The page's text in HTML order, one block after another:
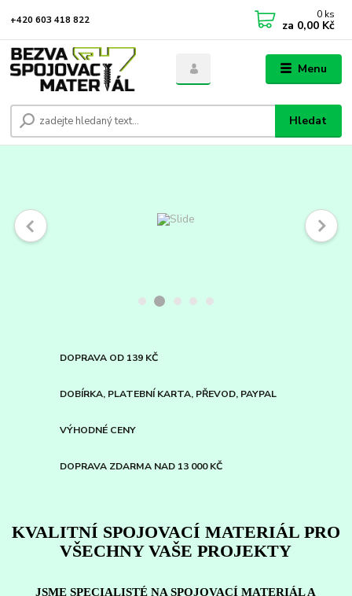
Menu
Hledat
+420 603 418 822 0 ks
za 0,00 Kč
DOPRAVA OD 139 KČ
DOBÍRKA, PLATEBNÍ KARTA, PŘEVOD, PAYPAL
VÝHODNÉ CENY
DOPRAVA ZDARMA NAD 13 000 KČ
KVALITNÍ SPOJOVACÍ MATERIÁL PRO
VŠECHNY VAŠE PROJEKTY
JSME SPECIALISTÉ NA SPOJOVACÍ MATERIÁL A